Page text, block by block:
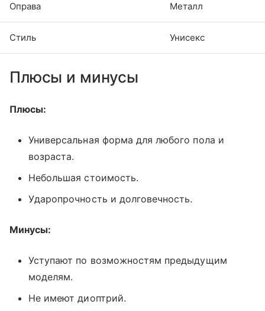
Оправа Металл
Стиль Унисекс
Плюсы и минусы
Плюсы:
Универсальная форма для любого пола и
возраста.
Небольшая стоимость.
Ударопрочность и долговечность.
Минусы:
Уступают по возможностям предыдущим
моделям.
Не имеют диоптрий.